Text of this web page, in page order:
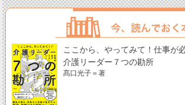
ここから、やってみて！仕事が
介護リーダー７つの勘所
髙口光子＝著